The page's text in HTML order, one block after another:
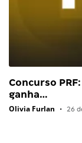
Concurso
ganha…
Olivia Furlan • 26